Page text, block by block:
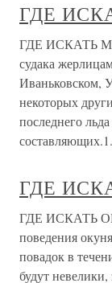
ГДЕ
ГДЕ ИСКАТЬ
судака
Иваньковском,
некоторых
последнего
ГДЕ
ГДЕ ИСКАТЬ
поведения
повадок в
будут